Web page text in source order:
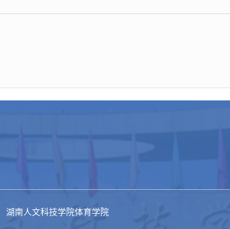
湖南人文科技学院体育学院